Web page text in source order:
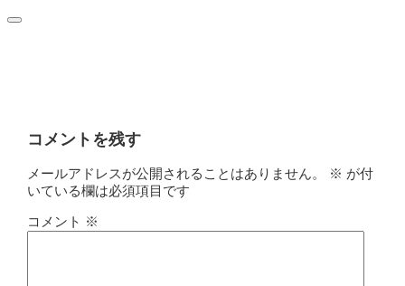
コメントを残す
メールアドレスが公開されることはありません。 ※ が付
いている欄は必須項目です
コメント ※